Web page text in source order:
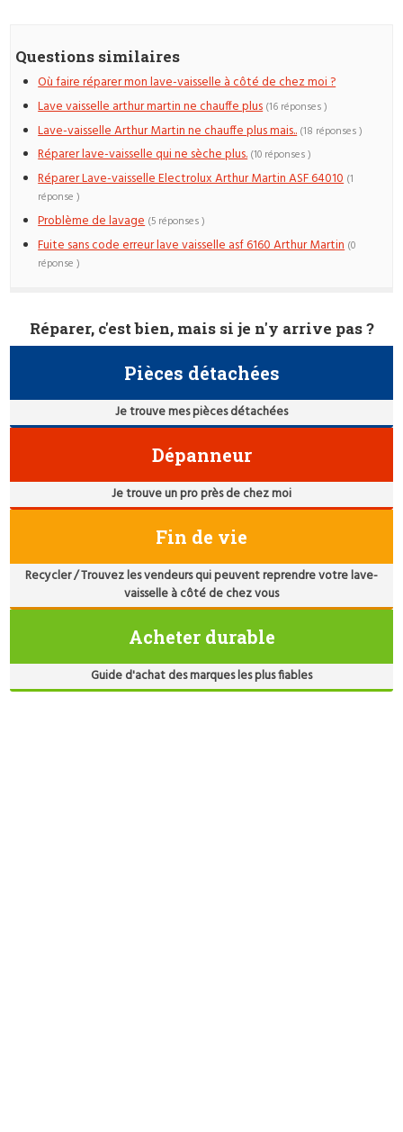
Questions similaires
Où faire réparer mon lave-vaisselle à côté de chez moi ?
Lave vaisselle arthur martin ne chauffe plus (16 réponses )
Lave-vaisselle Arthur Martin ne chauffe plus mais.. (18 réponses )
Réparer lave-vaisselle qui ne sèche plus. (10 réponses )
Réparer Lave-vaisselle Electrolux Arthur Martin ASF 64010 (1
réponse )
Problème de lavage (5 réponses )
Fuite sans code erreur lave vaisselle asf 6160 Arthur Martin (0
réponse )
Réparer, c'est bien, mais si je n'y arrive pas ?
Pièces détachées
Je trouve mes pièces détachées
Dépanneur
Je trouve un pro près de chez moi
Fin de vie
Recycler / Trouvez les vendeurs qui peuvent reprendre votre lave-
vaisselle à côté de chez vous
Acheter durable
Guide d'achat des marques les plus fiables